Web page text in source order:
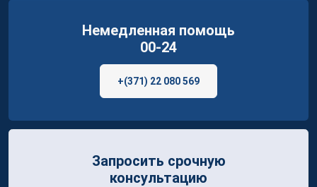
Немедленная помощь
00-24
+(371) 22 080 569
Запросить срочную
консультацию